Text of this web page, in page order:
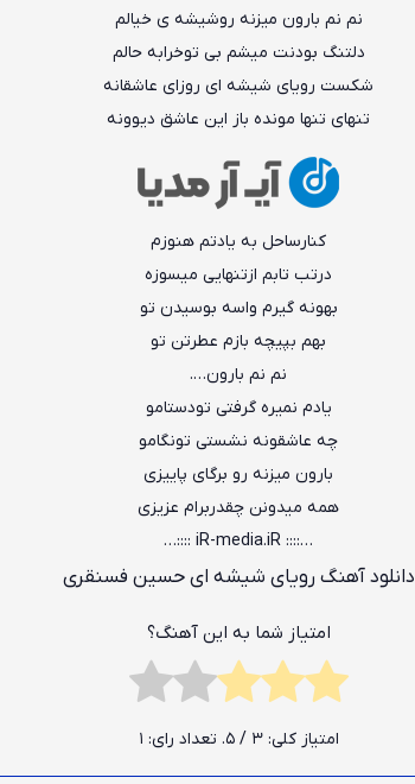
نم نم بارون میزنه روشیشه ی خیالم
دلتنگ بودنت میشم بی توخرابه حالم
شکست رویای شیشه ای روزای عاشقانه
تنهای تنها مونده باز این عاشق دیوونه
کنارساحل به یادتم هنوزم
درتب ‌تابم ازتنهایی میسوزه
بهونه گیرم واسه بوسیدن تو
بهم بپیچه بازم عطرتن تو
نم نم بارون….
یادم نمیره گرفتی تودستامو
چه عاشقونه نشستی تونگامو
بارون میزنه رو برگای پاییزی
همه میدونن چقدربرام عزیزی
…:::: iR-media.iR ::::…
دانلود آهنگ رویای شیشه ای حسین فسنقری
امتیاز شما به این آهنگ؟
امتیاز کلی:3 / 5. تعداد رای: 1